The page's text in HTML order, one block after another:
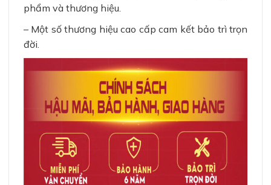
phẩm và thương hiệu.
– Một số thương hiệu cao cấp cam kết bảo trì trọn
đời.